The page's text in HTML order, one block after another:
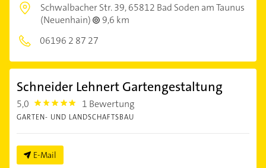
Schwalbacher Str. 39,65812 Bad Soden am Taunus
(Neuenhain)
9,6 km
06196 2 87 27
Schneider Lehnert Gartengestaltung
5,0 5.0 1 Bewertung
GARTEN- UND LANDSCHAFTSBAU
E-Mail